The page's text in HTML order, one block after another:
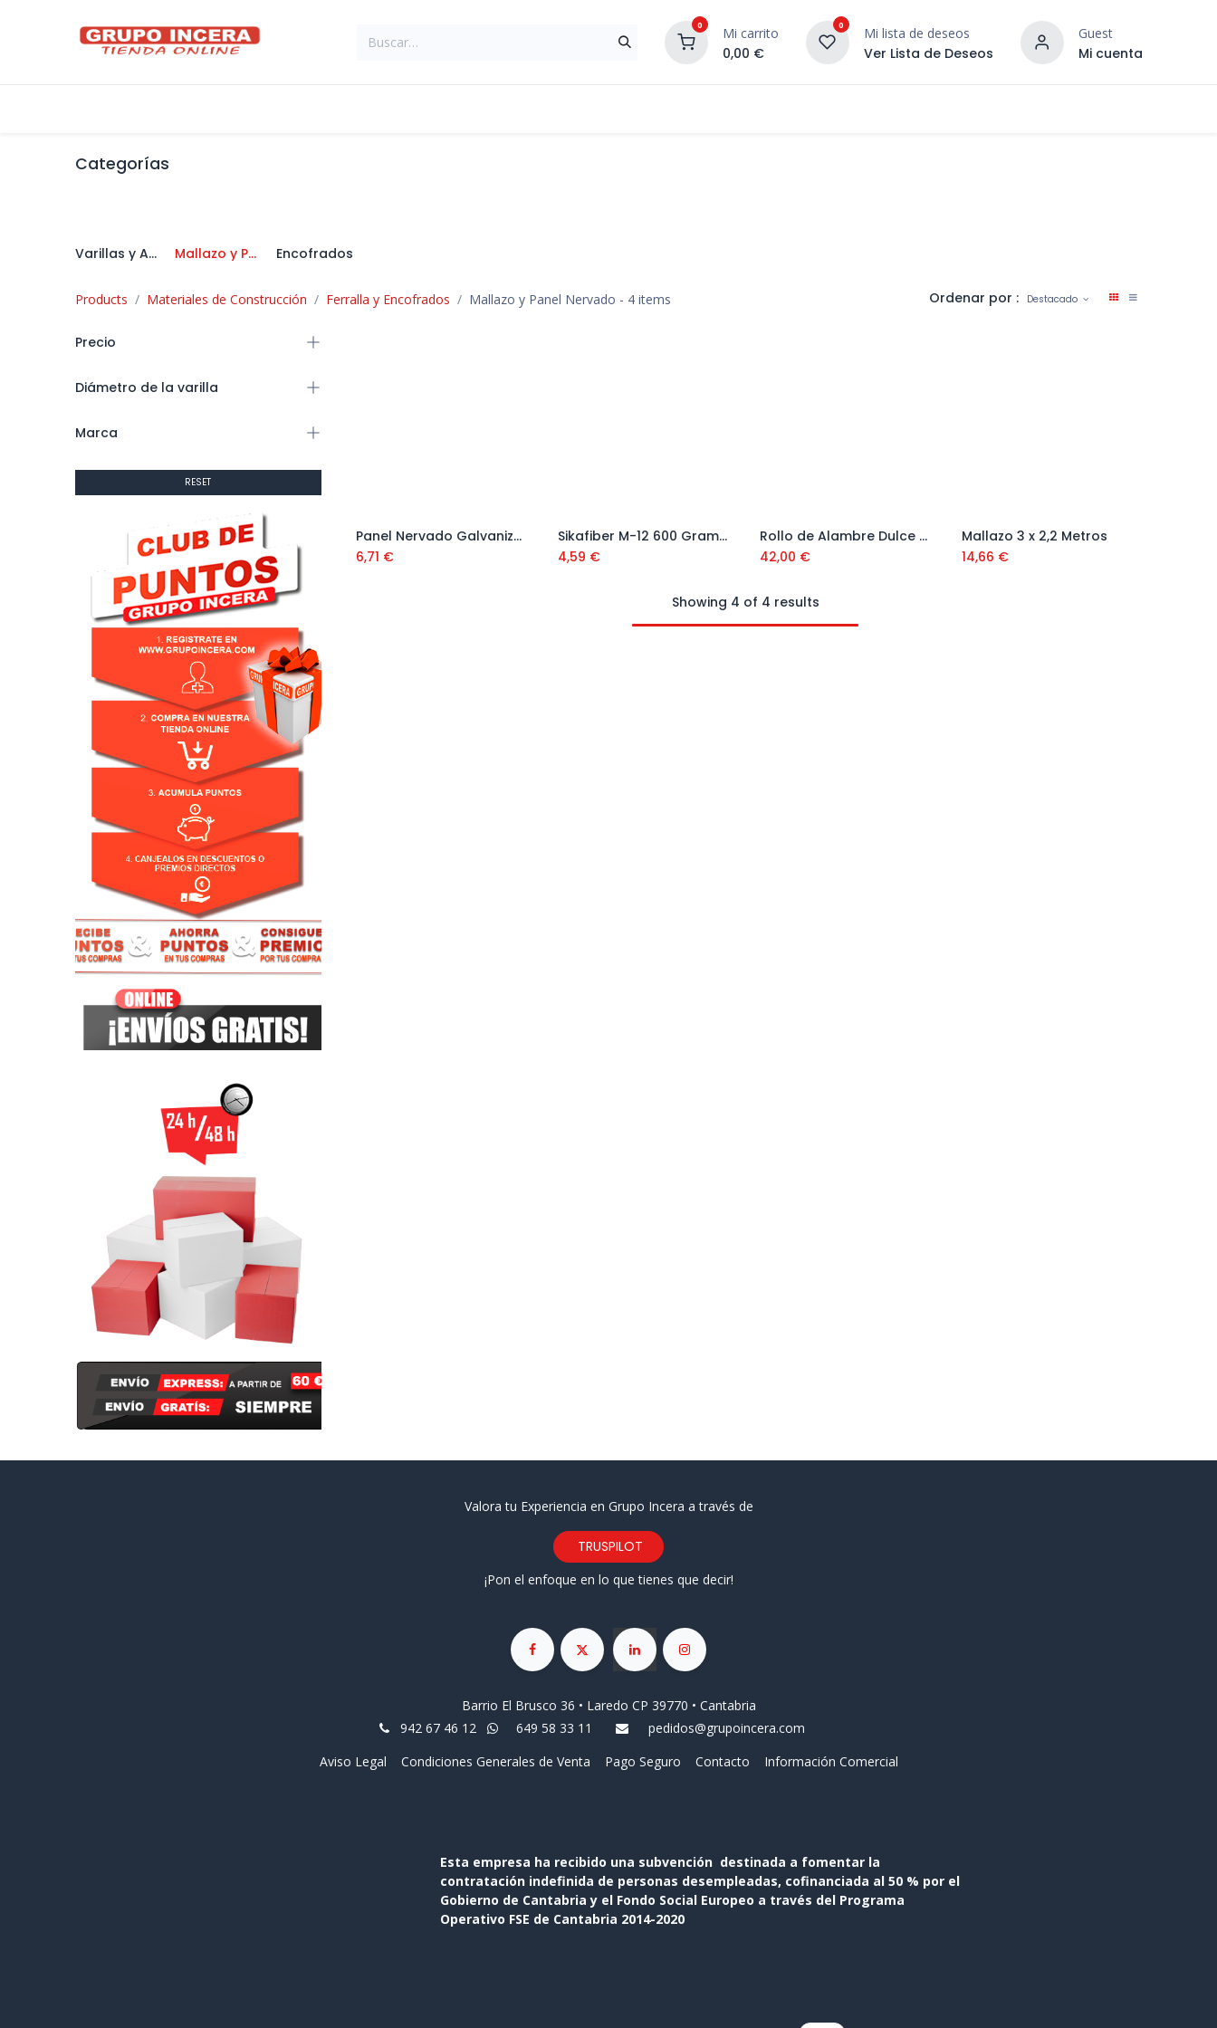
0 Mi carrito
0,00 €
0 Mi lista de deseos
Ver Lista de Deseos
Guest
Mi cuenta
¡DESCUBRE NUESTRO
Categorías
Varillas y Alambre Mallazo y Panel Nervado Encofrados
Products Materiales de Construcción Ferralla y Encofrados Mallazo y Panel Nervado - 4 items Ordenar por : Destacado
Precio
Diámetro de la varilla
Marca
RESET
Añadir al carrito
Panel Nervado Galvanizado 2500x600x50 mm
6,71 €
Añadir al carrito
Sikafiber M-12 600 Gramos
4,59 €
Añadir al carrito
Rollo de Alambre Dulce 25 Kg
42,00 €
Añadir al carrito
Mallazo 3 x 2,2 Metros
14,66 €
Showing 4 of 4 results
Valora tu Experiencia en Grupo Incera a través de
TRUSPILOT
¡Pon el enfoque en lo que tienes que decir!
Barrio El Brusco 36 • Laredo CP 39770 • Cantabria
942 67 46 12
649 58 33 11
pedidos@grupoincera.com
Aviso Legal
Condiciones Generales de Venta Pago Seguro Contacto Información Comercial
Esta empresa ha recibido una subvención destinada a fomentar la
contratación indefinida de personas desempleadas, cofinanciada al 50 % por el
Gobierno de Cantabria y el Fondo Social Europeo a través del Programa
Operativo FSE de Cantabria 2014-2020